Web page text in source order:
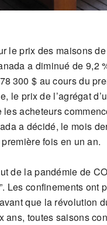
le prix des maisons
a diminué de 9,2
300 $ au cours du
le prix de l’agrégat
les acheteurs
a décidé, le mois
fois en un an.
de la pandémie de
Les confinements
que la révolution
ans, toutes saisons